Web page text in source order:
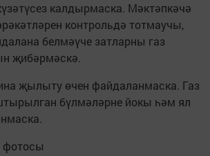
калдырмаска. Мәктәпкәчә
контрольдә тотмаучы,
белмәүче затларны газ
җибәрмәскә.
җылыту өчен файдаланмаска. Газ
бүлмәләрне йокы һәм ял
фотосы